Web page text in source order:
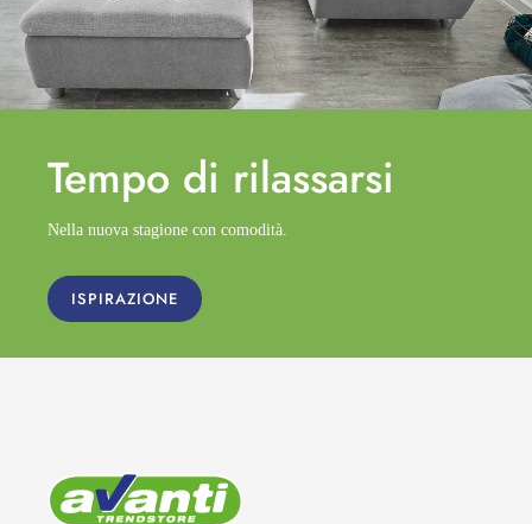
Tempo di rilassarsi
Nella nuova stagione con comodità.
ISPIRAZIONE